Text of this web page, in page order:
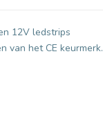
12V ledstrips
van het CE keurmerk.